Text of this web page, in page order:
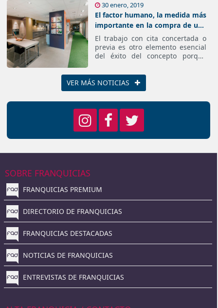
nuevos establecimientos.
30 enero, 2019
El factor humano, la medida más
importante en la compra de una
cocina èggo
El trabajo con cita concertada o
previa es otro elemento esencial
del éxito del concepto porque
atender con tranquilidad y
concentrarse en el proyecto.
VER MÁS NOTICIAS
SOBRE FRANQUICIAS
FRANQUICIAS PREMIUM
DIRECTORIO DE FRANQUICIAS
FRANQUICIAS DESTACADAS
NOTICIAS DE FRANQUICIAS
ENTREVISTAS DE FRANQUICIAS